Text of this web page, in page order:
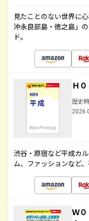
見たことのない世界に
沖永良部島・徳之島」
ド。
Ｈ
歴史
渋谷・原宿など平成カ
ム、ファッションなど
Ｗ